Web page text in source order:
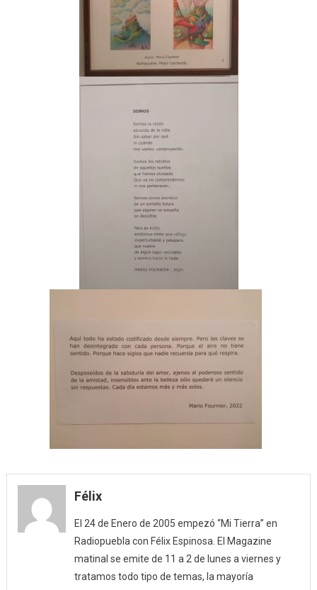
Félix
El 24 de Enero de 2005 empezó “Mi Tierra” en
Radiopuebla con Félix Espinosa. El Magazine
matinal se emite de 11 a 2 de lunes a viernes y
tratamos todo tipo de temas, la mayoría